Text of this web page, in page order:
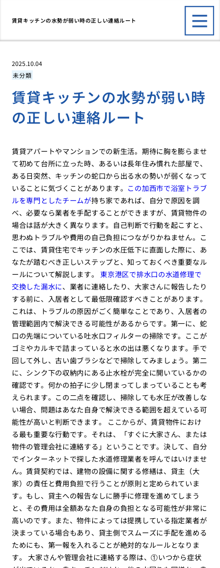
賃貸キッチンの水勢が弱い時の正しい連絡ルート
2025.10.04
未分類
賃貸キッチンの水勢が弱い時
の正しい連絡ルート
賃貸アパートやマンションでの新生活。期待に胸を膨らませ
て初めて台所に立った時、あるいは長年住み慣れた部屋で、
ある日突然、キッチンの蛇口から出る水の勢いが弱くなって
いることに気づくことがあります。 この加西市で浴室トラブ
ルを専門としたチームが持ち家であれば、自分で原因を調
べ、必要なら業者を手配することができますが、賃貸物件の
場合は話が大きく異なります。自己判断で行動を起こすと、
思わぬトラブルや費用の自己負担につながりかねません。こ
こでは、賃貸住宅でキッチンの水圧低下に直面した際に、あ
なたが踏むべき正しいステップと、知っておくべき重要なル
ールについて解説します。
東京港区で排水口の水道修理で
交換した漏水に、業者に連絡したり、大家さんに報告したり
する前に、入居者として最低限確認すべきことがあります。
これは、トラブルの原因がごく簡単なことであり、入居者の
管理範囲内で解決できる可能性があるからです。第一に、蛇
口の先端についている吐水口フィルターの掃除です。ここが
ゴミやカルキで詰まっていると水の出は悪くなります。手で
回して外し、古い歯ブラシなどで掃除してみましょう。第二
に、シンク下の収納内にある止水栓が完全に開いているかの
確認です。何かの拍子に少し閉まってしまっていることも考
えられます。この二点を確認し、掃除しても水圧が改善しな
い場合、問題はあなた自身で解決できる範囲を超えている可
能性が高いと判断できます。 ここからが、賃貸物件におけ
る最も重要な行動です。それは、「すぐに大家さん、または
物件の管理会社に連絡する」ということです。決して、自分
でインターネットで探した水道修理業者を呼んではいけませ
ん。賃貸契約では、建物の設備に関する修繕は、貸主（大
家）の責任と費用負担で行うことが原則と定められていま
す。もし、貸主への報告なしに勝手に修理を進めてしまう
と、その費用は全額あなた自身の負担となる可能性が非常に
高いのです。また、物件によっては提携している指定業者が
決まっている場合もあり、貸主側でスムーズに手配を進める
ためにも、第一報を入れることが絶対的なルールとなりま
す。 大家さんや管理会社に連絡する際は、①いつから症状